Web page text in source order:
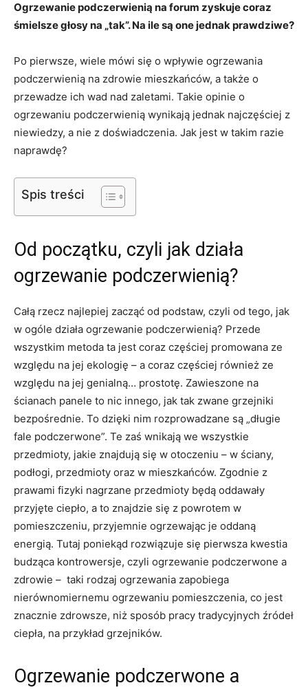
Ogrzewanie podczerwienią na forum zyskuje coraz
śmielsze głosy na „tak”. Na ile są one jednak prawdziwe?
Po pierwsze, wiele mówi się o wpływie ogrzewania
podczerwienią na zdrowie mieszkańców, a także o
przewadze ich wad nad zaletami. Takie opinie o
ogrzewaniu podczerwienią wynikają jednak najczęściej z
niewiedzy, a nie z doświadczenia. Jak jest w takim razie
naprawdę?
Spis treści
Od początku, czyli jak działa
ogrzewanie podczerwienią?
Całą rzecz najlepiej zacząć od podstaw, czyli od tego, jak
w ogóle działa ogrzewanie podczerwienią? Przede
wszystkim metoda ta jest coraz częściej promowana ze
względu na jej ekologię – a coraz częściej również ze
względu na jej genialną… prostotę. Zawieszone na
ścianach panele to nic innego, jak tak zwane grzejniki
bezpośrednie. To dzięki nim rozprowadzane są „długie
fale podczerwone”. Te zaś wnikają we wszystkie
przedmioty, jakie znajdują się w otoczeniu – w ściany,
podłogi, przedmioty oraz w mieszkańców. Zgodnie z
prawami fizyki nagrzane przedmioty będą oddawały
przyjęte ciepło, a to znajdzie się z powrotem w
pomieszczeniu, przyjemnie ogrzewając je oddaną
energią. Tutaj poniekąd rozwiązuje się pierwsza kwestia
budząca kontrowersje, czyli ogrzewanie podczerwone a
zdrowie – taki rodzaj ogrzewania zapobiega
nierównomiernemu ogrzewaniu pomieszczenia, co jest
znacznie zdrowsze, niż sposób pracy tradycyjnych źródeł
ciepła, na przykład grzejników.
Ogrzewanie podczerwone a